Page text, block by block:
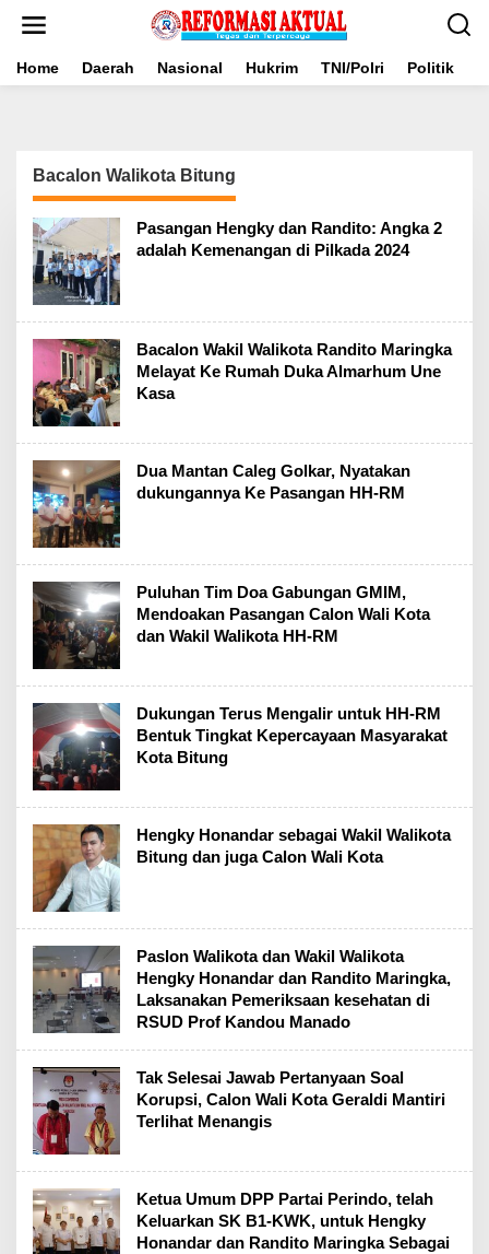
Home Daerah Nasional Hukrim TNI/Polri Politik
Bacalon Walikota Bitung
Pasangan Hengky dan Randito: Angka 2
adalah Kemenangan di Pilkada 2024
Bacalon Wakil Walikota Randito Maringka
Melayat Ke Rumah Duka Almarhum Une
Kasa
Dua Mantan Caleg Golkar, Nyatakan
dukungannya Ke Pasangan HH-RM
Puluhan Tim Doa Gabungan GMIM,
Mendoakan Pasangan Calon Wali Kota
dan Wakil Walikota HH-RM
Dukungan Terus Mengalir untuk HH-RM
Bentuk Tingkat Kepercayaan Masyarakat
Kota Bitung
Hengky Honandar sebagai Wakil Walikota
Bitung dan juga Calon Wali Kota
Paslon Walikota dan Wakil Walikota
Hengky Honandar dan Randito Maringka,
Laksanakan Pemeriksaan kesehatan di
RSUD Prof Kandou Manado
Tak Selesai Jawab Pertanyaan Soal
Korupsi, Calon Wali Kota Geraldi Mantiri
Terlihat Menangis
Ketua Umum DPP Partai Perindo, telah
Keluarkan SK B1-KWK, untuk Hengky
Honandar dan Randito Maringka Sebagai